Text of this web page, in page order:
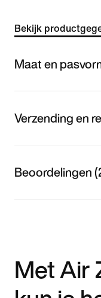
Bekijk
Maat en
Verzending en
Beoordelingen
Met Air